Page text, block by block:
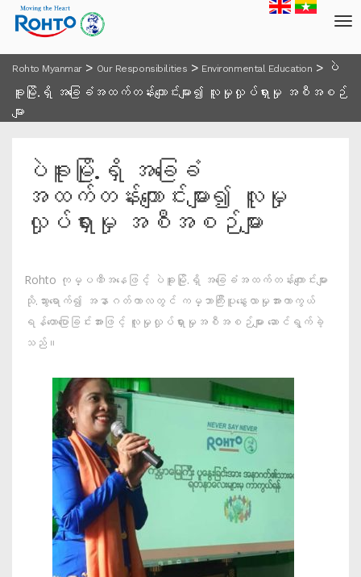
Rohto Myanmar> Our Responsibilities > Environmental Education > ပဲ
ခူးမြို.ရှိ အခြေခံအထက်တန်းကျောင်းများ၍ လူမှုလှုပ်ရှားမှု အစီအစဉ်
များ
ပဲခူးမြို.ရှိ အခြေခံ
အထက်တန်းကျောင်းများ၍ လူမှု
လှုပ်ရှားမှု အစီအစဉ်များ
Rohto ကုမ္ပဏီအနေဖြင့် ပဲခူးမြို.ရှိ အခြေခံအထက်တန်းကျောင်းများ
သို.သွားရောက်၍ အနာဂတ်ကာလတွင် ကမ္ဘာကြီးပူနွေးလာမှုအားကာကွယ်
ရန်ဟောပြောခြင်းအားဖြင့် လူမှုလှုပ်ရှားမှုအစီအစဉ်များ ဆောင်ရွက်ခဲ့
သည်။